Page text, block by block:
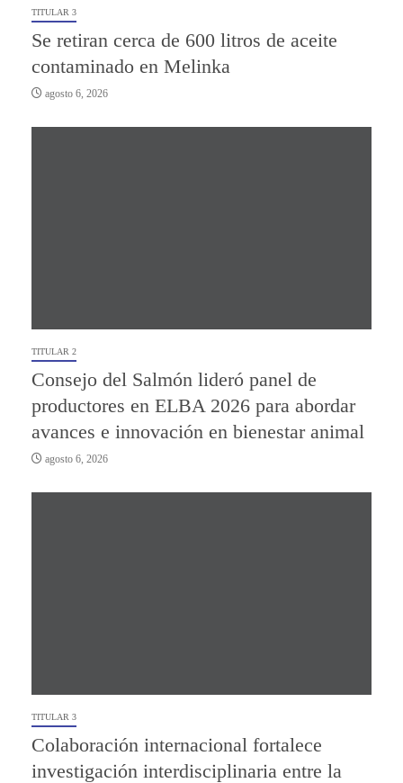
TITULAR 3
Se retiran cerca de 600 litros de aceite
contaminado en Melinka
agosto 6, 2026
TITULAR 2
Consejo del Salmón lideró panel de
productores en ELBA 2026 para abordar
avances e innovación en bienestar animal
agosto 6, 2026
TITULAR 3
Colaboración internacional fortalece
investigación interdisciplinaria entre la